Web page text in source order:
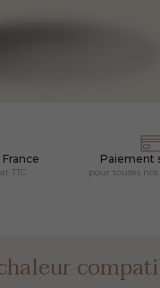
TTC
Paiement
pour toutes